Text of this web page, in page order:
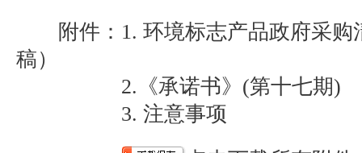
附件：1. 环境标志产品政府采购
稿）
2.《承诺书》(第十七期)
3. 注意事项